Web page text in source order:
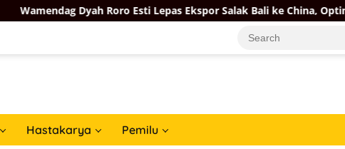
Dyah Roro Esti Lepas Ekspor Salak Bali ke China, Optimistis Buah
Hastakarya Pemilu